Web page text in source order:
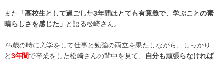
また
「高校生として過ごした3年間はとても有意義で、学ぶことの素
晴らしさを感じた」 と語る松崎さん。
75歳の時に入学をして仕事と勉強の両立を果たしながら、しっかり
と3年間で卒業をした松崎さんの背中を見て、
自分も頑張らなければ